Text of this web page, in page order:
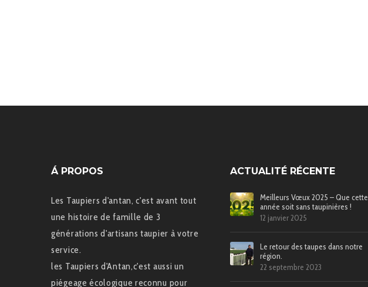
Á PROPOS
Les Taupiers d'antan, c'est avant tout
une histoire de famille de 3
générations d'artisans taupier à votre
service.
les Taupiers d'Antan,c'est aussi un
piégeage écologique reconnu pour
ACTUALITÉ RÉCENTE
Meilleurs Vœux 2025 – Que cette
année soit sans taupinières !
12 janvier 2025
Le retour des taupes dans notre
région.
22 septembre 2023